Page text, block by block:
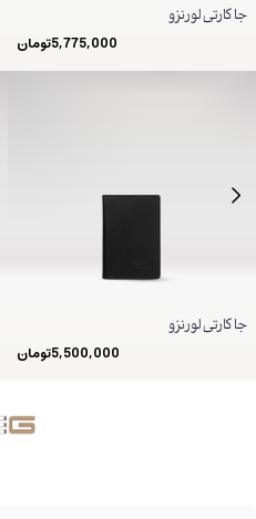
جا کارتی لورنزو
5,775,000تومان
جا کارتی لورنزو
5,500,000تومان